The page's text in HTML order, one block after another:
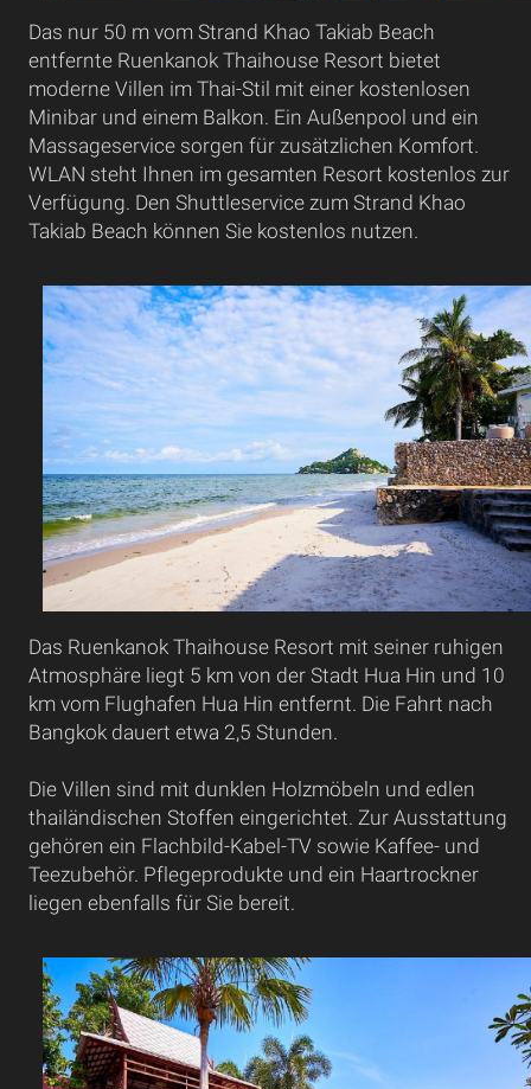
Das nur 50 m vom Strand Khao Takiab Beach
entfernte Ruenkanok Thaihouse Resort bietet
moderne Villen im Thai-Stil mit einer kostenlosen
Minibar und einem Balkon. Ein Außenpool und ein
Massageservice sorgen für zusätzlichen Komfort.
WLAN steht Ihnen im gesamten Resort kostenlos zur
Verfügung. Den Shuttleservice zum Strand Khao
Takiab Beach können Sie kostenlos nutzen.
Das Ruenkanok Thaihouse Resort mit seiner ruhigen
Atmosphäre liegt 5 km von der Stadt Hua Hin und 10
km vom Flughafen Hua Hin entfernt. Die Fahrt nach
Bangkok dauert etwa 2,5 Stunden.
Die Villen sind mit dunklen Holzmöbeln und edlen
thailändischen Stoffen eingerichtet. Zur Ausstattung
gehören ein Flachbild-Kabel-TV sowie Kaffee- und
Teezubehör. Pflegeprodukte und ein Haartrockner
liegen ebenfalls für Sie bereit.